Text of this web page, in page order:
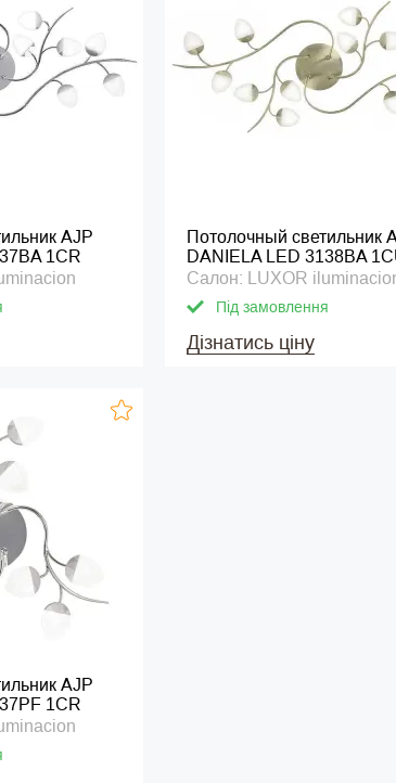
AJP
1CR
Потолочный светильник
DANIELA LED 3138BA
Салон: LUXOR
Під замовлення
Дізнатись ціну
AJP
1CR